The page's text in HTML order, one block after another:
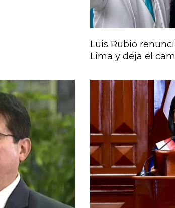
Luis Rubio
Lima y deja el